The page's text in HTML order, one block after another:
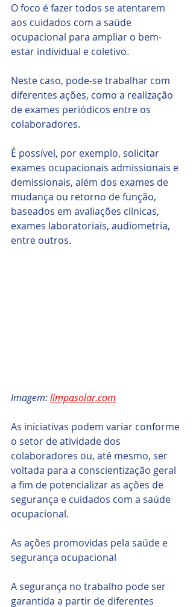
O foco é fazer todos se atentarem
aos cuidados com a saúde
ocupacional para ampliar o bem-
estar individual e coletivo.
Neste caso, pode-se trabalhar com
diferentes ações, como a realização
de exames periódicos entre os
colaboradores.
É possível, por exemplo, solicitar
exames ocupacionais admissionais e
demissionais, além dos exames de
mudança ou retorno de função,
baseados em avaliações clínicas,
exames laboratoriais, audiometria,
entre outros.
Imagem: limpasolar.com
As iniciativas podem variar conforme
o setor de atividade dos
colaboradores ou, até mesmo, ser
voltada para a conscientização geral
a fim de potencializar as ações de
segurança e cuidados com a saúde
ocupacional.
As ações promovidas pela saúde e
segurança ocupacional
A segurança no trabalho pode ser
garantida a partir de diferentes